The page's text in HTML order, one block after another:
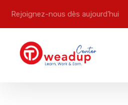
Rejoignez-nous dès aujourd’hui